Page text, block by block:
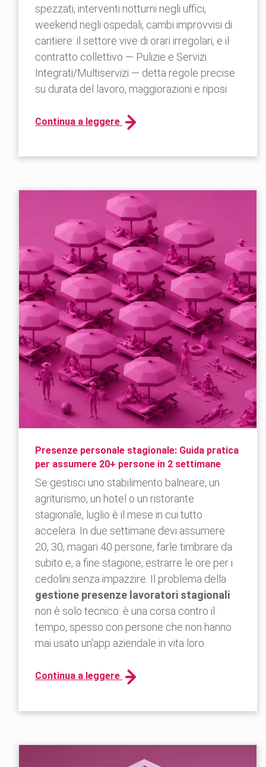
spezzati, interventi notturni negli uffici,
weekend negli ospedali, cambi improvvisi di
cantiere: il settore vive di orari irregolari, e il
contratto collettivo — Pulizie e Servizi
Integrati/Multiservizi — detta regole precise
su durata del lavoro, maggiorazioni e riposi
Continua a leggere
Presenze personale stagionale: Guida pratica
per assumere 20+ persone in 2 settimane
Se gestisci uno stabilimento balneare, un
agriturismo, un hotel o un ristorante
stagionale, luglio è il mese in cui tutto
accelera. In due settimane devi assumere
20, 30, magari 40 persone, farle timbrare da
subito e, a fine stagione, estrarre le ore per i
cedolini senza impazzire. Il problema della
gestione presenze lavoratori stagionali
non è solo tecnico: è una corsa contro il
tempo, spesso con persone che non hanno
mai usato un'app aziendale in vita loro.
Continua a leggere